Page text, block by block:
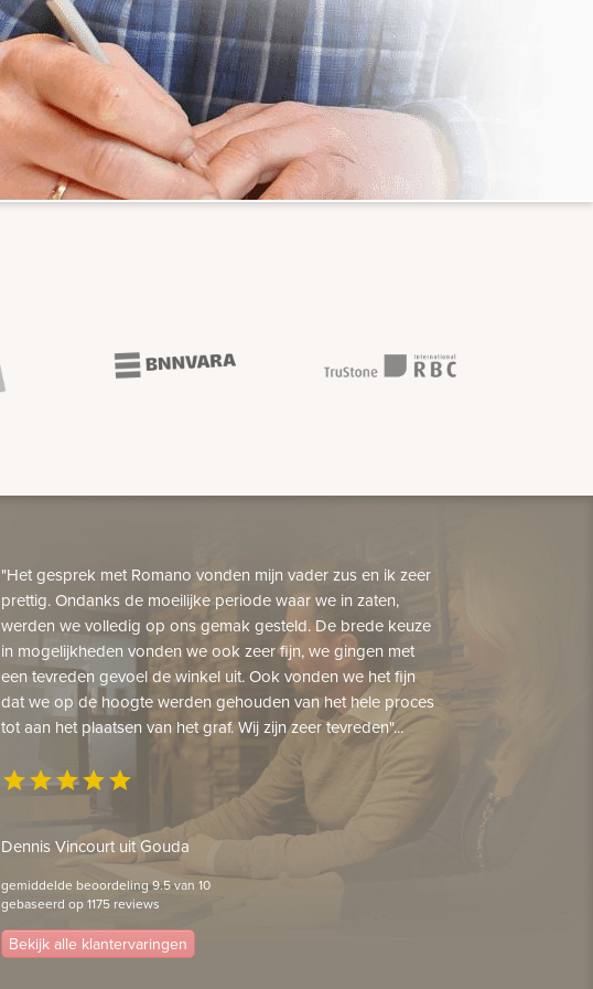
"Het gesprek met Romano vonden mijn vader zus en ik zeer
prettig. Ondanks de moeilijke periode waar we in zaten,
werden we volledig op ons gemak gesteld. De brede keuze
in mogelijkheden vonden we ook zeer fijn, we gingen met
een tevreden gevoel de winkel uit. Ook vonden we het fijn
dat we op de hoogte werden gehouden van het hele proces
tot aan het plaatsen van het graf. Wij zijn zeer tevreden"...
starstarstarstarstar
Dennis Vincourt uit Gouda
gemiddelde beoordeling 9.5 van 10
gebaseerd op 1175 reviews
Bekijk alle klantervaringen